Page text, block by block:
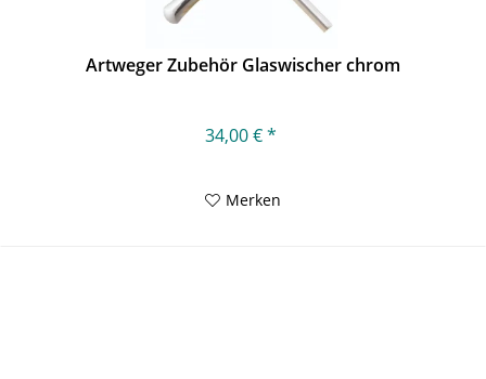
Artweger Zubehör Glaswischer chrom
34,00 € *
Merken